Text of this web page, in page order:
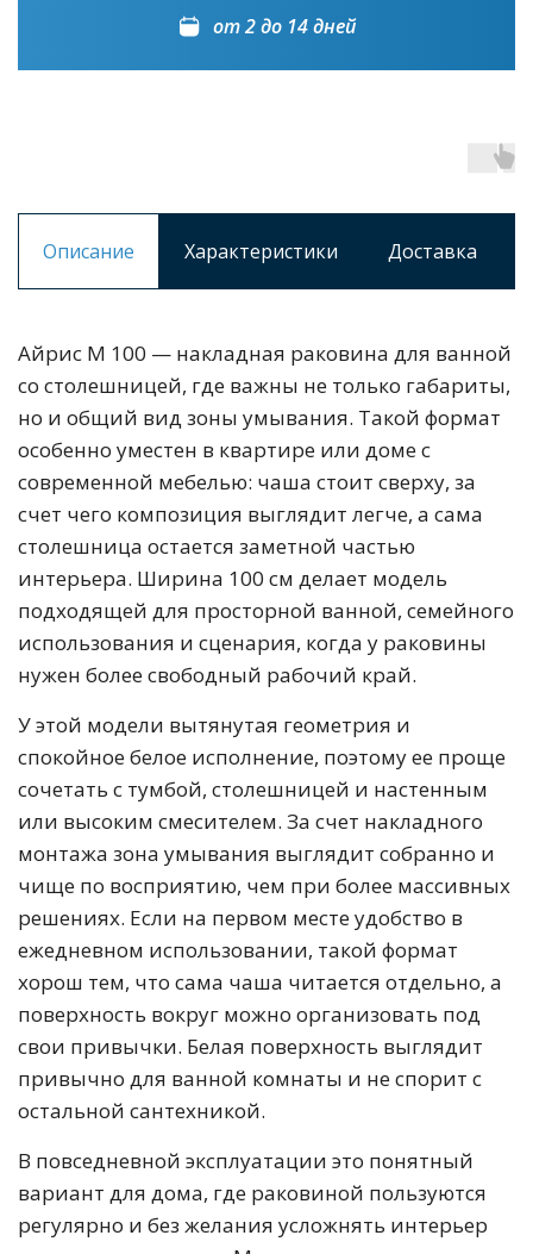
от 2 до 14 дней
Описание Характеристики Доставка
Айрис М 100 — накладная раковина для ванной
со столешницей, где важны не только габариты,
но и общий вид зоны умывания. Такой формат
особенно уместен в квартире или доме с
современной мебелью: чаша стоит сверху, за
счет чего композиция выглядит легче, а сама
столешница остается заметной частью
интерьера. Ширина 100 см делает модель
подходящей для просторной ванной, семейного
использования и сценария, когда у раковины
нужен более свободный рабочий край.
У этой модели вытянутая геометрия и
спокойное белое исполнение, поэтому ее проще
сочетать с тумбой, столешницей и настенным
или высоким смесителем. За счет накладного
монтажа зона умывания выглядит собранно и
чище по восприятию, чем при более массивных
решениях. Если на первом месте удобство в
ежедневном использовании, такой формат
хорош тем, что сама чаша читается отдельно, а
поверхность вокруг можно организовать под
свои привычки. Белая поверхность выглядит
привычно для ванной комнаты и не спорит с
остальной сантехникой.
В повседневной эксплуатации это понятный
вариант для дома, где раковиной пользуются
регулярно и без желания усложнять интерьер